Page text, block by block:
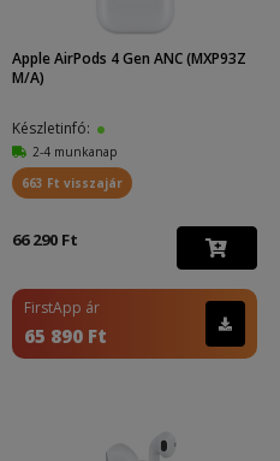
Apple AirPods 4 Gen ANC (MXP93Z
M/A)
Készletinfó:
2-4 munkanap
663 Ft visszajár
66 290 Ft
FirstApp ár
65 890 Ft